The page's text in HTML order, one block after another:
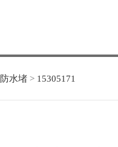
防水堵 > 15305171